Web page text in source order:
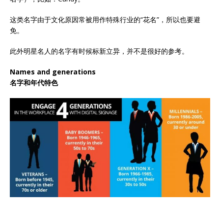
这类名字由于文化原因常被用作特殊行业的“花名”，所以也要避
免。
此外明星名人的名字有时候标新立异，并不是很好的参考。
Names and generations
名字和年代特色